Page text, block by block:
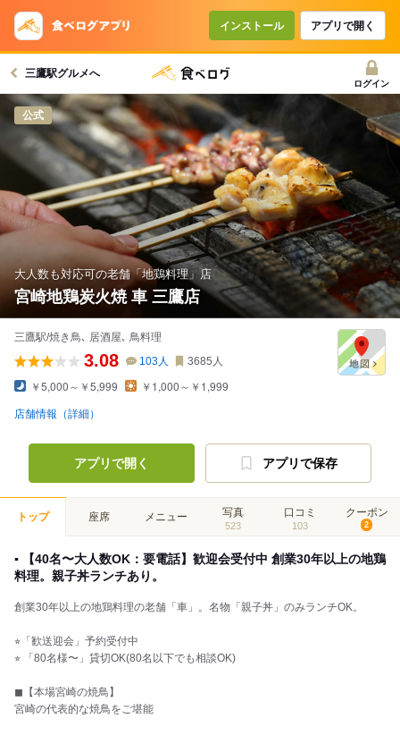
インストール アプリで開く
三鷹駅グルメへ
ログイン
公式
大人数も対応可の老舗「地鶏料理」店
宮崎地鶏炭火焼 車 三鷹店
三鷹駅/焼き鳥､ 居酒屋､ 鳥料理
3.08 103人 3685 人
￥5,000～￥5,999 ￥1,000～￥1,999
店舗情報（詳細）
アプリで開く アプリで保存
トップ 座席 メニュー 写真
523
口コミ
103
クーポン
2
▪️ 【40名〜大人数OK：要電話】歓迎会受付中 創業30年以上の地鶏
料理。親子丼ランチあり。
創業30年以上の地鶏料理の老舗「車」。名物「親子丼」のみランチOK。
⭐︎「歓送迎会」予約受付中
⭐︎ 「80名様〜」貸切OK(80名以下でも相談OK)
◼︎【本場宮崎の焼鳥】
宮崎の代表的な焼鳥をご堪能
コースで使えるクーポン
戻る
クーポンを利用せず予約する